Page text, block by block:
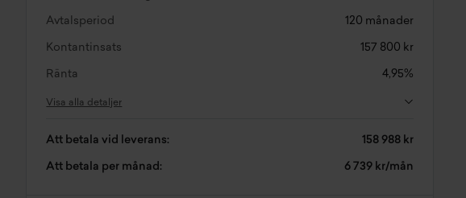
Avtalsperiod 120 månader
Kontantinsats 157 800 kr
Ränta 4,95%
Visa alla detaljer
Att betala vid leverans: 158 988 kr
Att betala per månad: 6 739 kr/mån